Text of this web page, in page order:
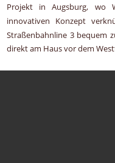
Projekt
in Augsburg, wo
innovativen
Konzept
Straßenbahnline 3 bequem
direkt am Haus vor dem